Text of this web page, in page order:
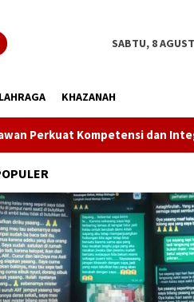
SABTU, 8
KHAZANAH
Kompetensi dan Integritas di